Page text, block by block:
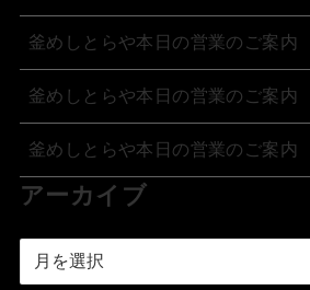
釜めしとらや本日の営業のご案内
釜めしとらや本日の営業のご案内
釜めしとらや本日の営業のご案内
アーカイブ